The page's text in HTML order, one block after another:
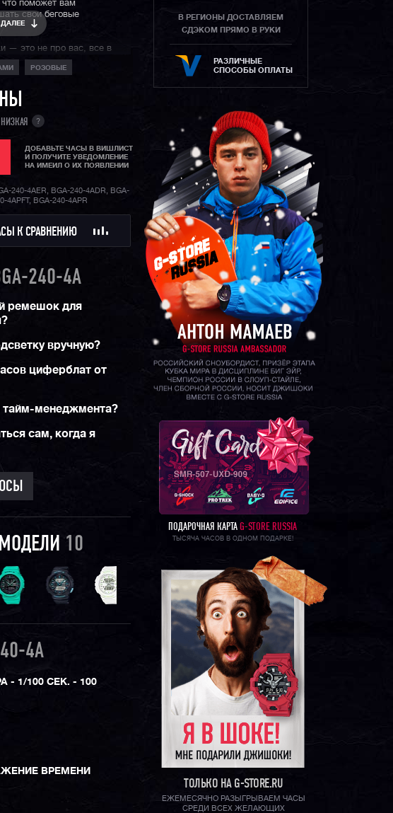
что поможет вам
свои беговые
— это не про вас, все в
fashion модель,
и станет яркой частью
ДАЛЕЕ
РОЗОВЫЕ
?
ДОБАВЬТЕ ЧАСЫ В ВИШЛИСТ
И ПОЛУЧИТЕ УВЕДОМЛЕНИЕ
НА ИМЕИЛ О ИХ ПОЯВЛЕНИИ
4AER, BGA-240-4ADR, BGA-
4APFT, BGA-240-4APR
К СРАВНЕНИЮ
240-4A
ремешок для
вручную?
циферблат от
тайм-менеджмента?
сам, когда я
10
4A
1/100 СЕК. - 100
ВРЕМЕНИ
В РЕГИОНЫ ДОСТАВЛЯЕМ
СДЭКОМ ПРЯМО В РУКИ
РАЗЛИЧНЫЕ
СПОСОБЫ ОПЛАТЫ
ПОДАРОЧНАЯ КАРТА G-STORE RUSSIA
ТЫСЯЧА ЧАСОВ В ОДНОМ ПОДАРКЕ!
ТОЛЬКО НА G-STORE.RU
ЕЖЕМЕСЯЧНО РАЗЫГРЫВАЕМ ЧАСЫ
СРЕДИ ВСЕХ ЖЕЛАЮЩИХ